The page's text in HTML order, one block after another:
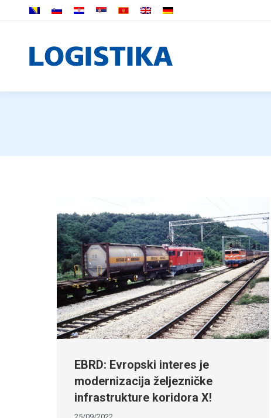
EBRD: Evropski interes je
modernizacija željezničke
infrastrukture koridora X!